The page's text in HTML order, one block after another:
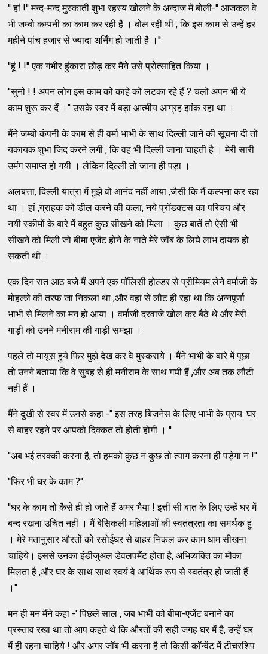
'' हां !'' मन्द-मन्द मुस्काती शुभा रहस्य खोलने के अन्दाज में बोली-'' आजकल वे
भी जम्बो कम्पनी का काम कर रही हैं । बोल रहीं थीं , कि इस काम से उन्हें हर
महीने पांच हजार से ज्यादा अर्निंग हो जाती है ।''
''हूं ! !'' एक गंभीर हुंकारा छोड़ कर मैंने उसे प्रोत्साहित किया ।
''सुनो ! ! अपन लोग इस काम को काहे को लटका रहे हैं ? चलो अपन भी ये
काम शुरू कर दें ।'' उसके स्वर में बड़ा आत्मीय आग्रह झांक रहा था ।
मैंने जम्बो कंपनी के काम से ही वर्मा भाभी के साथ दिल्ली जाने की सूचना दी तो
यकायक शुभा जिद करने लगी , कि वह भी दिल्ली जाना चाहती है । मेरी सारी
उमंग समाप्त हो गयी । लेकिन दिल्ली तो जाना ही पड़ा ।
अलबत्ता, दिल्ली यात्रा में मुझे वो आनंद नहीं आया ,जैसी कि मैं कल्पना कर रहा
था । हां ,ग्राहक को डील करने की कला, नये प्रॉडक्टस का परिचय और
नयी स्कीमों के बारे में बहुत कुछ सीखने को मिला । कुछ बातें तो ऐसी भी
सीखने को मिली जो बीमा एजेंट होने के नाते मेरे जॉब के लिये लाभ दायक हो
सकती थी ।
एक दिन रात आठ बजे मैं अपने एक पॉलिसी होल्डर से प्रीमियम लेने वर्माजी के
मोहल्ले की तरफ जा निकला था ,और वहां से लौट ही रहा था कि अन्नपूर्णा
भाभी से मिलने का मन हो आया । वर्माजी दरवाजे खोल कर बैठे थे और मेरी
गाड़ी को उनने मनीराम की गाड़ी समझा ।
पहले तो मायूस हुये फिर मुझे देख कर वे मुस्कराये । मैंने भाभी के बारे में पूछा
तो उनने बताया कि वे सुबह से ही मनीराम के साथ गयी हैं ,और अब तक लौटी
नहीं हैं ।
मैंने दुखी से स्वर में उनसे कहा -'' इस तरह बिजनेस के लिए भाभी के प्राय: घर
से बाहर रहने पर आपको दिक्कत तो होती होगी । ''
''अब भई तरक्की करना है, तो हमको कुछ न कुछ तो त्याग करना ही पड़ेगा न !''
''फिर भी घर के काम ?''
''घर के काम तो कैसे ही हो जाते हैं अमर भैया ! इत्ती सी बात के लिए उन्हें घर में
बन्द रखना उचित नहीं । मैं बेसिकली महिलाओं की स्वतंत्रता का समर्थक हूं
। मेरे मतानुसार औरतों को रसोईघर से बाहर निकल कर काम धाम सीखना
चाहिये। इससे उनका इंडीजुअल डेवलपमैंट होता है, अभिव्यक्ति का मौका
मिलता है ,और घर के साथ साथ स्वयं वे आर्थिक रूप से स्वतंत्र हो जाती हैं
।''
मन ही मन मैंने कहा -' पिछले साल , जब भाभी को बीमा-एजेंट बनाने का
प्रस्ताव रखा था तो आप कहते थे कि औरतों की सही जगह घर में है, उन्हें घर
में ही रहना चाहिये ! और अगर जॉब भी करना है तो किसी कॉन्वेंट में टीचरशिप